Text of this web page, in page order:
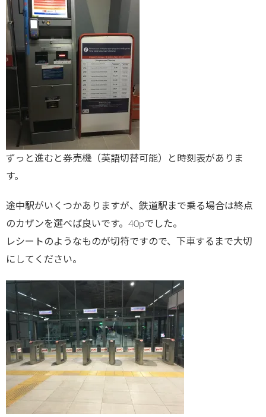
ずっと進むと券売機（英語切替可能）と時刻表がありま
す。
途中駅がいくつかありますが、鉄道駅まで乗る場合は終点
のカザンを選べば良いです。40рでした。
レシートのようなものが切符ですので、下車するまで大切
にしてください。